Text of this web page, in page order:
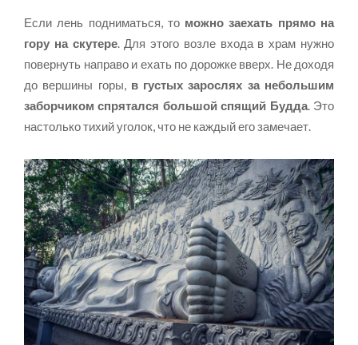
Если лень подниматься, то можно заехать прямо на
гору на скутере. Для этого возле входа в храм нужно
повернуть направо и ехать по дорожке вверх. Не доходя
до вершины горы, в густых зарослях за небольшим
заборчиком спрятался большой спящий Будда. Это
настолько тихий уголок, что не каждый его замечает.